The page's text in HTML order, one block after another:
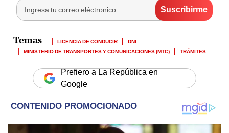
LICENCIA DE CONDUCIR
DNI
MINISTERIO DE TRANSPORTES Y COMUNICACIONES (MTC)
TRÁMITES
Prefiero a La República en
Google